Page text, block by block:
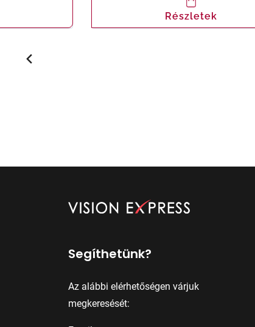
Részletek
Segíthetünk?
Az alábbi elérhetőségen várjuk
megkeresését: